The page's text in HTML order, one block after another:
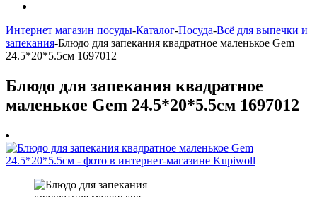
Интернет магазин посуды-Каталог-Посуда-Всё для выпечки и
запекания-Блюдо для запекания квадратное маленькое Gem
24.5*20*5.5см 1697012
Блюдо для запекания квадратное
маленькое Gem 24.5*20*5.5см 1697012